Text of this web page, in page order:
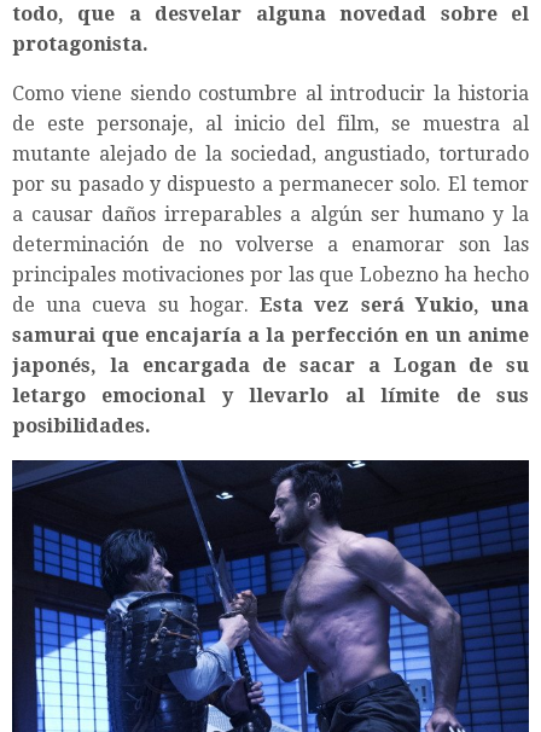
todo, que a desvelar alguna novedad sobre el
protagonista.
Como viene siendo costumbre al introducir la historia
de este personaje, al inicio del film, se muestra al
mutante alejado de la sociedad, angustiado, torturado
por su pasado y dispuesto a permanecer solo. El temor
a causar daños irreparables a algún ser humano y la
determinación de no volverse a enamorar son las
principales motivaciones por las que Lobezno ha hecho
de una cueva su hogar.Esta vez será Yukio, una
samurai que encajaría a la perfección en un anime
japonés, la encargada de sacar a Logan de su
letargo emocional y llevarlo al límite de sus
posibilidades.